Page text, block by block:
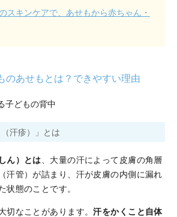
スキンケアで、あせもから赤ちゃん・
のあせもとは？できやすい理由
汗疹）」とは
ん）とは 、大量の汗によって皮膚の角層
汗管）が詰まり、汗が皮膚の内側に漏れ
状態のことです。
切なことがあります。汗をかくこと自体